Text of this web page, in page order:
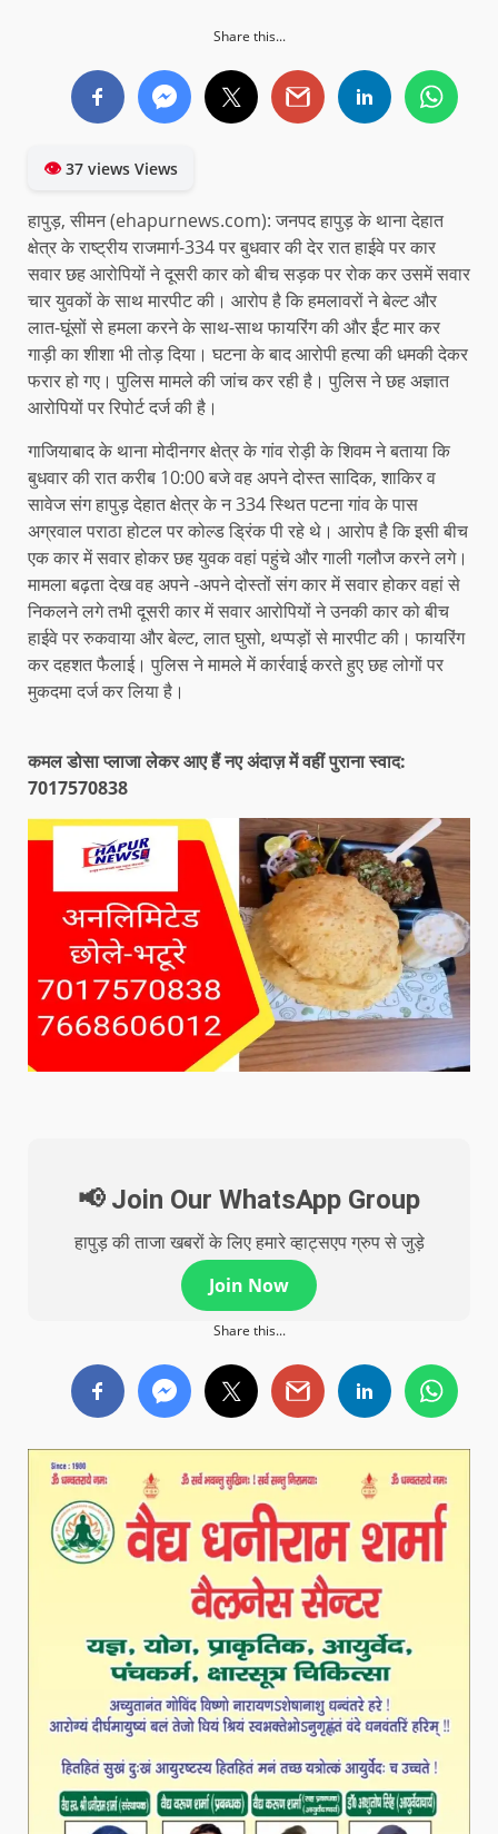
Share this...
👁37 views Views
हापुड़, सीमन (ehapurnews.com): जनपद हापुड़ के थाना देहात
क्षेत्र के राष्ट्रीय राजमार्ग-334 पर बुधवार की देर रात हाईवे पर कार
सवार छह आरोपियों ने दूसरी कार को बीच सड़क पर रोक कर उसमें सवार
चार युवकों के साथ मारपीट की। आरोप है कि हमलावरों ने बेल्ट और
लात-घूंसों से हमला करने के साथ-साथ फायरिंग की और ईंट मार कर
गाड़ी का शीशा भी तोड़ दिया। घटना के बाद आरोपी हत्या की धमकी देकर
फरार हो गए। पुलिस मामले की जांच कर रही है। पुलिस ने छह अज्ञात
आरोपियों पर रिपोर्ट दर्ज की है।
गाजियाबाद के थाना मोदीनगर क्षेत्र के गांव रोड़ी के शिवम ने बताया कि
बुधवार की रात करीब 10:00 बजे वह अपने दोस्त सादिक, शाकिर व
सावेज संग हापुड़ देहात क्षेत्र के न 334 स्थित पटना गांव के पास
अग्रवाल पराठा होटल पर कोल्ड ड्रिंक पी रहे थे। आरोप है कि इसी बीच
एक कार में सवार होकर छह युवक वहां पहुंचे और गाली गलौज करने लगे।
मामला बढ़ता देख वह अपने -अपने दोस्तों संग कार में सवार होकर वहां से
निकलने लगे तभी दूसरी कार में सवार आरोपियों ने उनकी कार को बीच
हाईवे पर रुकवाया और बेल्ट, लात घुसो, थप्पड़ों से मारपीट की। फायरिंग
कर दहशत फैलाई। पुलिस ने मामले में कार्रवाई करते हुए छह लोगों पर
मुकदमा दर्ज कर लिया है।
कमल डोसा प्लाजा लेकर आए हैं नए अंदाज़ में वहीं पुराना स्वाद:
7017570838
📢 Join Our WhatsApp Group
हापुड़ की ताजा खबरों के लिए हमारे व्हाट्सएप ग्रुप से जुड़े
Join Now
Share this...